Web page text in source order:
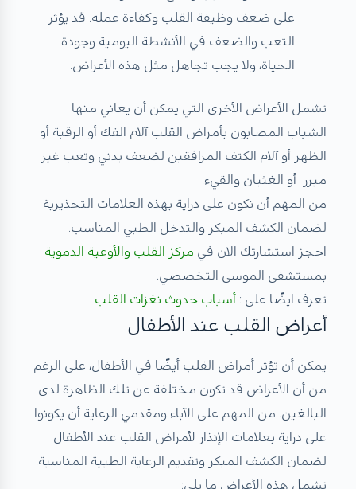
على ضعف وظيفة القلب وكفاءة عمله. قد يؤثر
التعب والضعف في الأنشطة اليومية وجودة
الحياة، ولا يجب تجاهل مثل هذه الأعراض.
تشمل الأعراض الأخرى التي يمكن أن يعاني منها
الشباب المصابون بأمراض القلب آلام الفك أو الرقبة أو
الظهر أو آلام الكتف المرافقين لضعف بدني وتعب غير
مبرر أو الغثيان والقيء.
من المهم أن نكون على دراية بهذه العلامات التحذيرية
لضمان الكشف المبكر والتدخل الطبي المناسب.
احجز استشارتك الان في مركز القلب والأوعية الدموية
بمستشفى الموسى التخصصي.
تعرف ايضًا على : أسباب حدوث نغزات القلب
أعراض القلب عند الأطفال
يمكن أن تؤثر أمراض القلب أيضًا في الأطفال، على الرغم
من أن الأعراض قد تكون مختلفة عن تلك الظاهرة لدى
البالغين. من المهم على الآباء ومقدمي الرعاية أن يكونوا
على دراية بعلامات الإنذار لأمراض القلب عند الأطفال
لضمان الكشف المبكر وتقديم الرعاية الطبية المناسبة.
تشمل هذه الأعراض ما يلي: